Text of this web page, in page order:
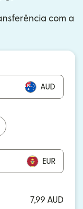
com a
AUD
EUR
7,99 AUD